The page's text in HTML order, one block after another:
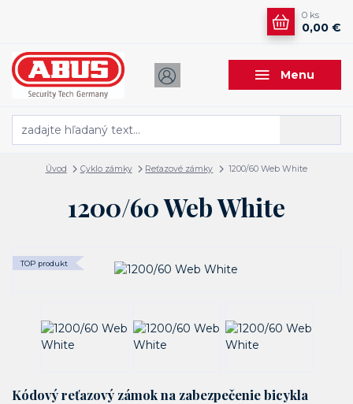
Menu
0 ks
0,00 €
Úvod Cyklo zámky Reťazové zámky 1200/60 Web White
1200/60 Web White
TOP produkt
Kódový reťazový zámok na zabezpečenie bicykla